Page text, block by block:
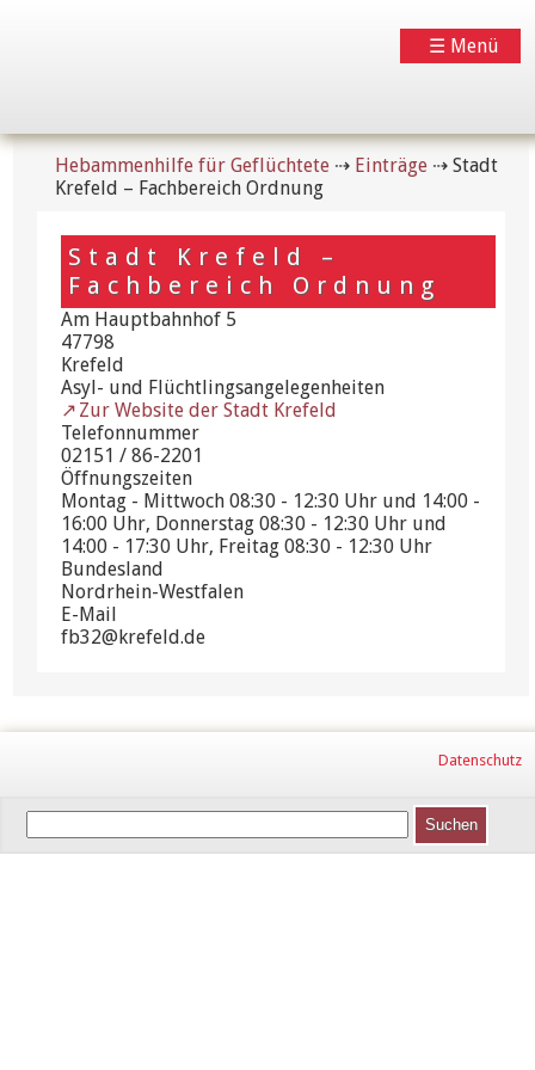
☰ Menü
Hebammenhilfe für Geflüchtete ⇢ Einträge ⇢Stadt
Krefeld – Fachbereich Ordnung
Stadt Krefeld –
Fachbereich Ordnung
Am Hauptbahnhof 5
47798
Krefeld
Asyl- und Flüchtlingsangelegenheiten
Zur Website der Stadt Krefeld
Telefonnummer
02151 / 86-2201
Öffnungszeiten
Montag - Mittwoch 08:30 - 12:30 Uhr und 14:00 -
16:00 Uhr, Donnerstag 08:30 - 12:30 Uhr und
14:00 - 17:30 Uhr, Freitag 08:30 - 12:30 Uhr
Bundesland
Nordrhein-Westfalen
E-Mail
fb32@krefeld.de
Datenschutz